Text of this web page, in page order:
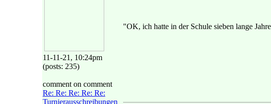
11-11-21, 10:24pm
(posts: 235)
comment on comment
Re: Re: Re: Re: Re:
Turnierausschreibungen
"OK, ich hatte in der Schule sieben lange